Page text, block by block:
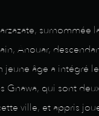
surnommée
Anouar,
jeune âge a intégré
Gnawa, qui sont
ville, et appris